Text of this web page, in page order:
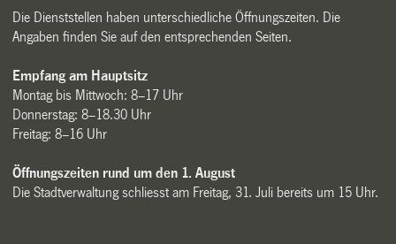
Die Dienststellen haben unterschiedliche Öffnungszeiten. Die
Angaben finden Sie auf den entsprechenden Seiten.
Empfang am Hauptsitz
Montag bis Mittwoch: 8–17 Uhr
Donnerstag: 8–18.30 Uhr
Freitag: 8–16 Uhr
Öffnungszeiten rund um den 1. August
Die Stadtverwaltung schliesst am Freitag, 31. Juli bereits um 15 Uhr.